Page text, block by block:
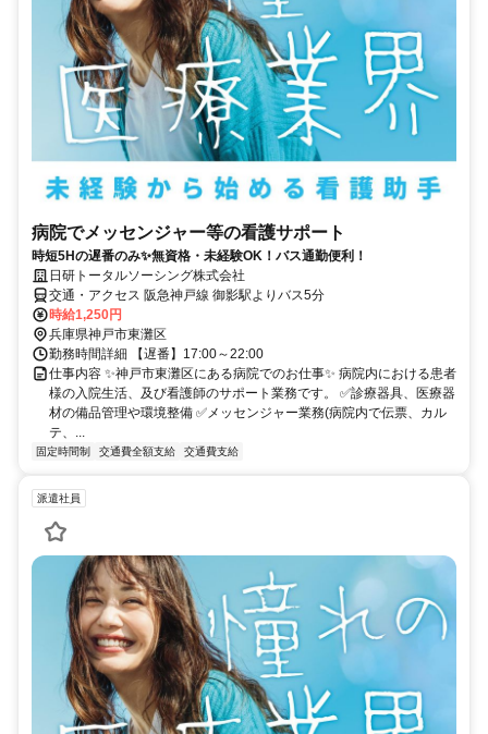
病院でメッセンジャー等の看護サポート
時短5Hの遅番のみ✨無資格・未経験OK！バス通勤便利！
日研トータルソーシング株式会社
交通・アクセス 阪急神戸線 御影駅よりバス5分
時給1,250円
兵庫県神戸市東灘区
勤務時間詳細 【遅番】17:00～22:00
仕事内容 ✨神戸市東灘区にある病院でのお仕事✨ 病院内における患者
様の入院生活、及び看護師のサポート業務です。 ✅診療器具、医療器
材の備品管理や環境整備 ✅メッセンジャー業務(病院内で伝票、カル
テ、...
固定時間制 交通費全額支給 交通費支給
派遣社員